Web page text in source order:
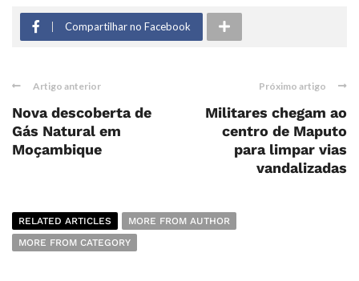
Compartilhar no Facebook
Artigo anterior
Nova descoberta de
Gás Natural em
Moçambique
Próximo artigo
Militares chegam ao
centro de Maputo
para limpar vias
vandalizadas
RELATED ARTICLES
MORE FROM AUTHOR
MORE FROM CATEGORY